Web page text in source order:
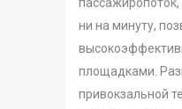
ни на минуту,
площадками.
привокзальной